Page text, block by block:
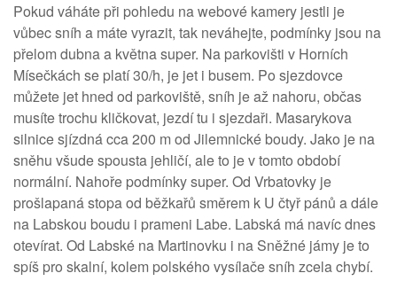
Pokud váháte při pohledu na webové kamery jestli je
vůbec sníh a máte vyrazit, tak neváhejte, podmínky jsou na
přelom dubna a května super. Na parkovišti v Horních
Mísečkách se platí 30/h, je jet i busem. Po sjezdovce
můžete jet hned od parkoviště, sníh je až nahoru, občas
musíte trochu kličkovat, jezdí tu i sjezdaři. Masarykova
silnice sjízdná cca 200 m od Jilemnické boudy. Jako je na
sněhu všude spousta jehličí, ale to je v tomto období
normální. Nahoře podmínky super. Od Vrbatovky je
prošlapaná stopa od běžkařů směrem k U čtyř pánů a dále
na Labskou boudu i prameni Labe. Labská má navíc dnes
otevírat. Od Labské na Martinovku i na Sněžné jámy je to
spíš pro skalní, kolem polského vysílače sníh zcela chybí.